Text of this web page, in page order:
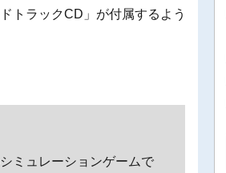
トラックCD」が付属するよう
ミュレーションゲームで